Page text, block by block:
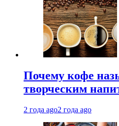
Почему кофе
творческим
2 года ago2 года ago